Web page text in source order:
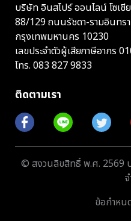
บริษัท อินสไปร์ ออนไลน์ โซเชี
88/129 ถนนรัชดา-รามอินทร
กรุงเทพมหานคร 10230
เลขประจำตัวผู้เสียภาษีอากร
โทร. 083 827 9833
ติดตามเรา
© สงวนลิขสิทธิ์ พ.ศ. 2569
ข้อกำหน